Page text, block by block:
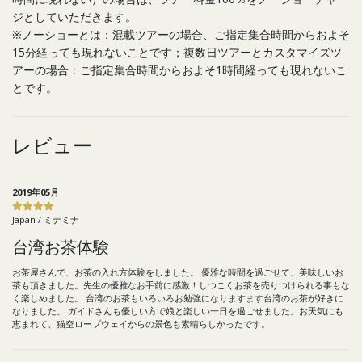
ジとしていただきます。
※ノーショーとは：混載ツアーの場合、ご指定集合時間からおよそ
15分経っても現れないことです；複数日ツアーとカスタマイズツ
アーの場合：ご指定集合時間からおよそ1時間経っても現れないこ
とです。
レビュー
2019年05月
Japan / ミナミナ
台湾お茶体験
お茶屋さんで、お茶の入れ方体験をしました。 優雅な時間を過ごせて、美味しいお
茶も頂きました。先生の優雅なお手前に感激！しつこくお茶を売りつけられる事もな
く楽しめました。 台湾のお茶もいろいろお勉強になりますます台湾のお茶が好きに
なりました。 ガイドさんも優しい方で娘と楽しい一日を過ごせました。お天気にも
恵まれて、猫空ロープウェイからの景色も素晴らしかったです。